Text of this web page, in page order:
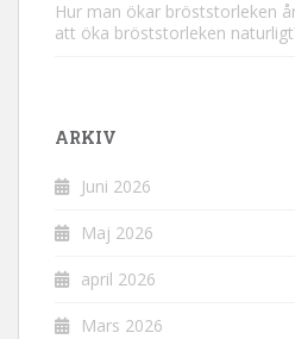
Hur man ökar bröststorleken
att öka bröststorleken
ARKIV
Juni 2026
Maj 2026
april 2026
Mars 2026